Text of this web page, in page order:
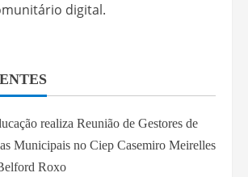
digital.
realiza Reunião de Gestores de
Municipais no Ciep Casemiro Meirelles
Roxo